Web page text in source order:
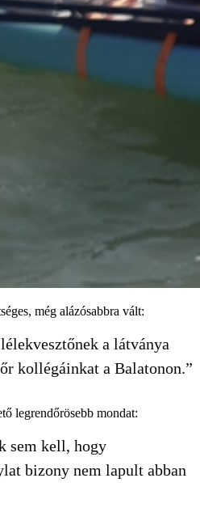
még alázósabbra vált:
a látványa
kollégáinkat a Balatonon.”
legrendőrösebb mondat:
sem kell, hogy
bizony nem lapult abban